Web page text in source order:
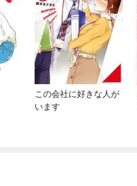
この会社に好きな人が
います